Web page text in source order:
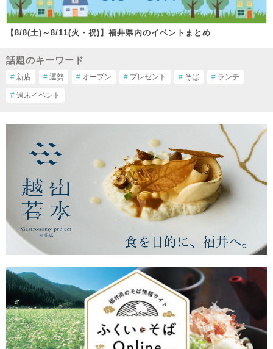
【8/8(土)～8/11(火・祝)】福井県内のイベントまとめ
話題のキーワード
# 新店 # 運勢 # オープン # プレゼント # そば # ランチ
# 週末イベント